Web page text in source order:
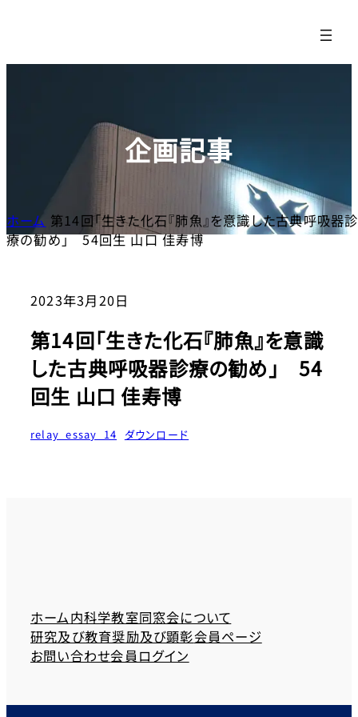
企画記事
ホーム 第14回「生きた化石『肺魚』を意識した古典呼吸器診
療の勧め」 54回生 山口 佳寿博
2023年3月20日
第14回「生きた化石『肺魚』を意識
した古典呼吸器診療の勧め」 54
回生 山口 佳寿博
relay_essay_14 ダウンロード
ホーム内科学教室同窓会について
研究及び教育奨励及び顕彰会員ページ
お問い合わせ会員ログイン